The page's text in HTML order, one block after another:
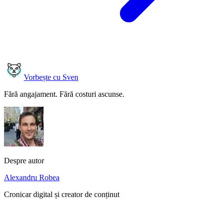
Vorbește cu Sven
Fără angajament. Fără costuri ascunse.
Despre autor
Alexandru Robea
Cronicar digital și creator de conținut